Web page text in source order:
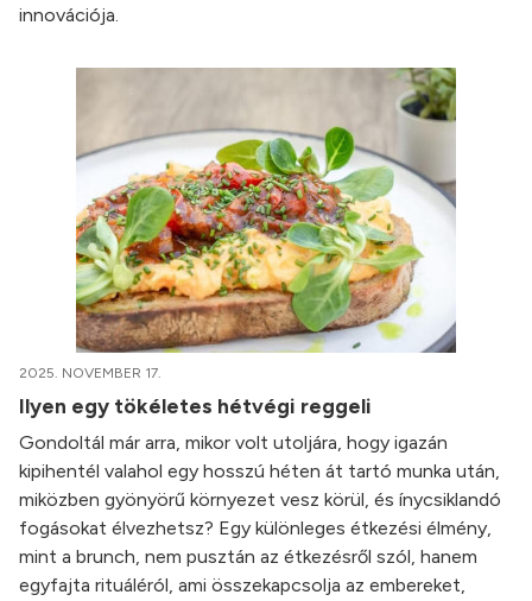
innovációja.
2025. NOVEMBER 17.
Ilyen egy tökéletes hétvégi reggeli
Gondoltál már arra, mikor volt utoljára, hogy igazán
kipihentél valahol egy hosszú héten át tartó munka után,
miközben gyönyörű környezet vesz körül, és ínycsiklandó
fogásokat élvezhetsz? Egy különleges étkezési élmény,
mint a brunch, nem pusztán az étkezésről szól, hanem
egyfajta rituáléról, ami összekapcsolja az embereket,